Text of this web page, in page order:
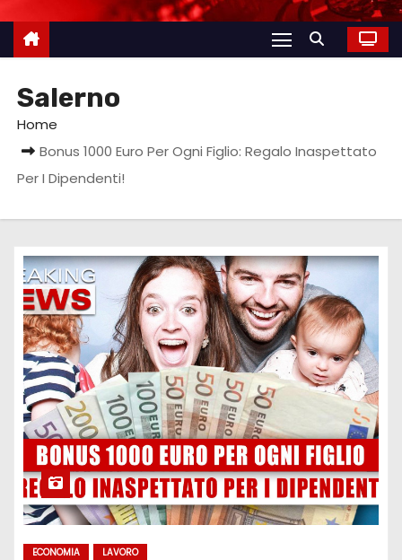
Salerno
Home
Bonus 1000 Euro Per Ogni Figlio: Regalo Inaspettato
Per I Dipendenti!
ECONOMIA LAVORO